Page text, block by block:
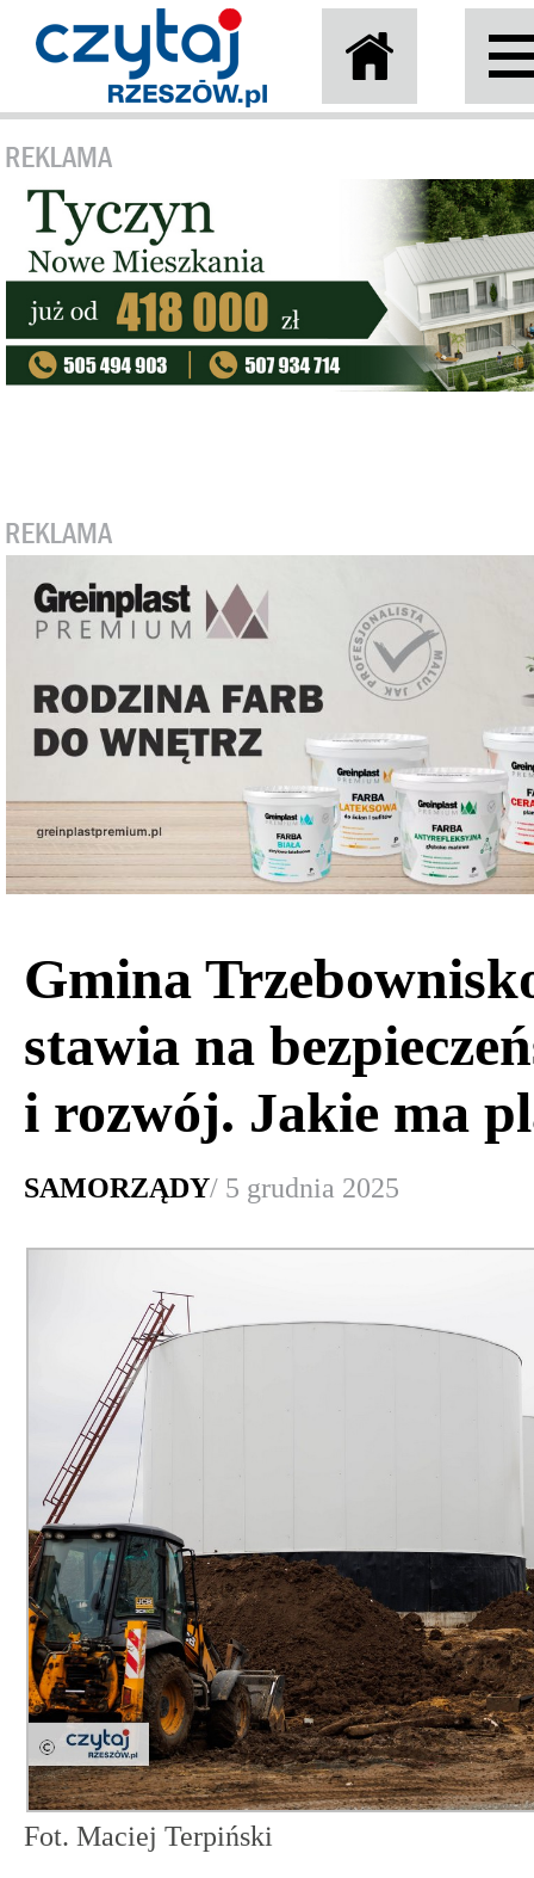
Gmina
stawia na
i rozwój. Jakie ma
SAMORZĄDY/ 5 grudnia 2025
Fot. Maciej Terpiński